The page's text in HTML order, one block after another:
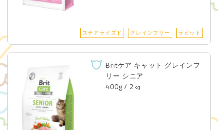
ステアライズド グレインフリー ラビット
Britケア キャット グレインフ
リー シニア
400g / 2㎏